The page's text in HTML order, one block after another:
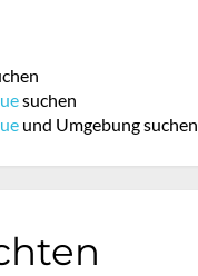
suchen
und Umgebung suchen